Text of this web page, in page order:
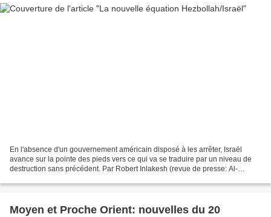
En l'absence d'un gouvernement américain disposé à les arrêter, Israël
avance sur la pointe des pieds vers ce qui va se traduire par un niveau de
destruction sans précédent. Par Robert Inlakesh (revue de presse: Al-
Moyen et Proche Orient: nouvelles du 20